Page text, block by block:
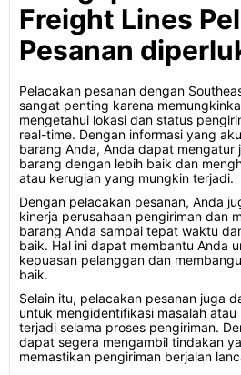
Freight Lines
Pesanan
Pelacakan pesanan dengan
sangat penting karena
mengetahui lokasi dan status
real-time. Dengan informasi yang
barang Anda, Anda dapat mengatur
barang dengan lebih baik dan
atau kerugian yang mungkin terjadi.
Dengan pelacakan pesanan, Anda
kinerja perusahaan pengiriman dan
barang Anda sampai tepat waktu
baik. Hal ini dapat membantu Anda
kepuasan pelanggan dan
baik.
Selain itu, pelacakan pesanan juga
untuk mengidentifikasi masalah
terjadi selama proses pengiriman.
dapat segera mengambil tindakan
memastikan pengiriman berjalan